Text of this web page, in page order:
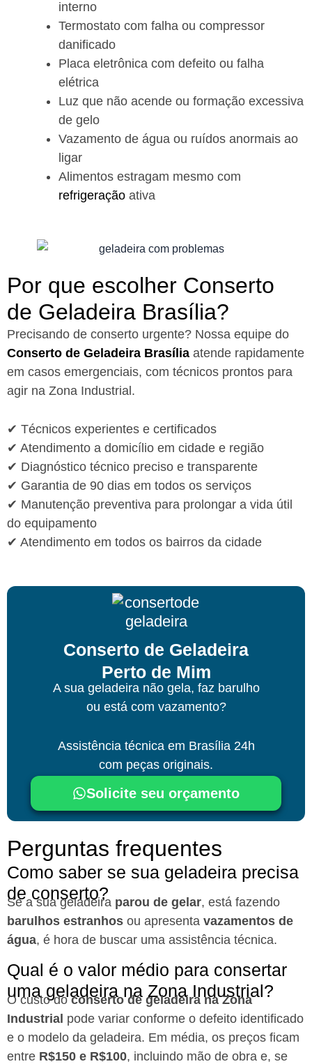
interno
Termostato com falha ou compressor
danificado
Placa eletrônica com defeito ou falha
elétrica
Luz que não acende ou formação excessiva
de gelo
Vazamento de água ou ruídos anormais ao
ligar
Alimentos estragam mesmo com
refrigeração ativa
Por que escolher Conserto
de Geladeira Brasília?​
Precisando de conserto urgente? Nossa equipe do
Conserto de Geladeira Brasília atende rapidamente
em casos emergenciais, com técnicos prontos para
agir na Zona Industrial.
✔ Técnicos experientes e certificados
✔ Atendimento a domicílio em cidade e região
✔ Diagnóstico técnico preciso e transparente
✔ Garantia de 90 dias em todos os serviços
✔ Manutenção preventiva para prolongar a vida útil
do equipamento
✔ Atendimento em todos os bairros da cidade
Conserto de Geladeira
Perto de Mim
A sua geladeira não gela, faz barulho
ou está com vazamento?
Assistência técnica em Brasília24h
com peças originais.
Solicite seu orçamento
Perguntas frequentes
Como saber se sua geladeira precisa
de conserto?
Se a sua geladeira parou de gelar, está fazendo
barulhos estranhos ou apresenta vazamentos de
água, é hora de buscar uma assistência técnica.
Qual é o valor médio para consertar
uma geladeira na Zona Industrial?
O custo doconserto de geladeira na Zona
Industrial pode variar conforme o defeito identificado
e o modelo da geladeira. Em média, os preços ficam
entre R$150 e R$100, incluindo mão de obra e, se